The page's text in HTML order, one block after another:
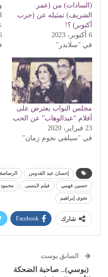
(السادات) من (عمر
الشريف) تمثيله عن (حرب
أكتوبر) ؟!
6 أكتوبر، 2023
في "سلايدر"
6
مجلس النواب يعترض على
أفلام “عبدالوهاب” عن الحب
23 فبراير، 2020
في "سيلفي نجوم زمان"
إحسان عبد القدوس
حسين فهمي فيلم لاينسى
نجوى إبراهيم
شارك Facebook
السابق بوست
(بوسي).. صاحبة الضحكة